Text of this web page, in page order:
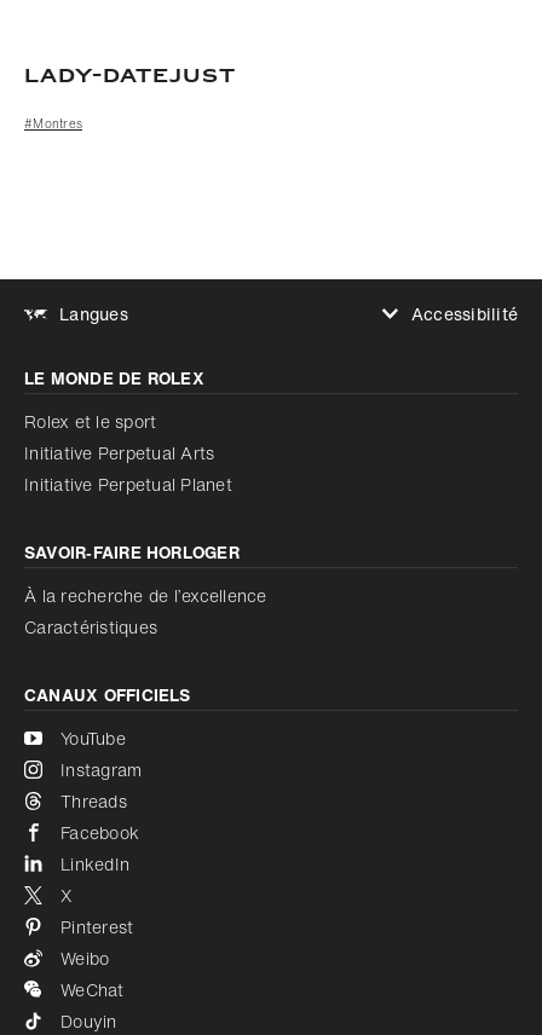
Lady-Datejust
#Montres
Langues
Accessibilité
Augmenter le contraste
Désactivé
Réduire les animations
Réduire les animations
Désactivé
LE MONDE DE ROLEX
Rolex et le sport
Initiative Perpetual Arts
Initiative Perpetual Planet
SAVOIR‑FAIRE HORLOGER
À la recherche de l’excellence
Caractéristiques
CANAUX OFFICIELS
YouTube
Instagram
Threads
Facebook
LinkedIn
X
Pinterest
Weibo
WeChat
Douyin